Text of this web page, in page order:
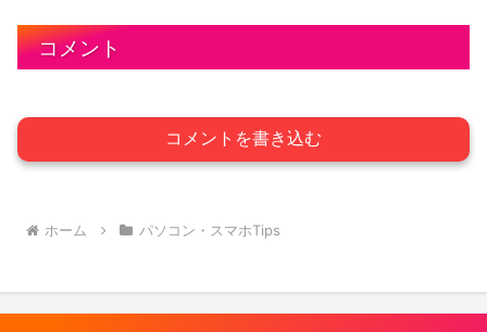
コメント
コメントを書き込む
ホーム パソコン・スマホTips